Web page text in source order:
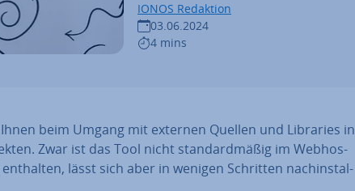
IONOS Redaktion
03.06.2024
4 mins
beim Umgang mit externen Quellen und Libraries in
Zwar ist das Tool nicht stan­dard­mä­ßig im Web­hos­
enthalten, lässt sich aber in wenigen Schritten nach­in­stal­